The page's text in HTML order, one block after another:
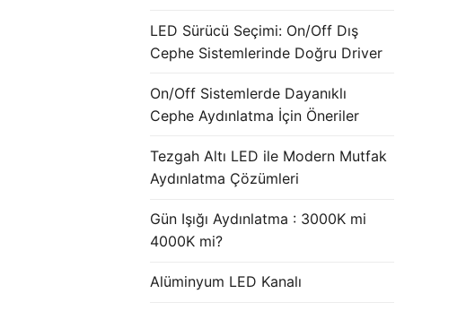
LED Sürücü Seçimi: On/Off Dış
Cephe Sistemlerinde Doğru Driver
On/Off Sistemlerde Dayanıklı
Cephe Aydınlatma İçin Öneriler
Tezgah Altı LED ile Modern Mutfak
Aydınlatma Çözümleri
Gün Işığı Aydınlatma : 3000K mi
4000K mi?
Alüminyum LED Kanalı